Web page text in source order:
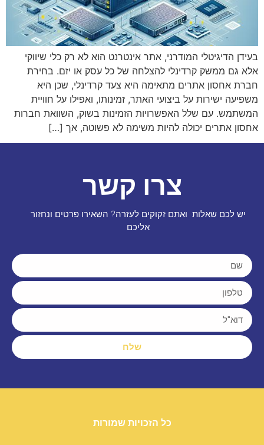
בעידן הדיגיטלי המודרני, אתר אינטרנט הוא לא רק כלי שיווקי
אלא גם ממשק קרדינלי להצלחה של כל עסק או יזם. בחירת
חברת אחסון אתרים מתאימה היא צעד קרדינלי, שכן היא
משפיעה ישירות על ביצועי האתר, זמינותו, ואפילו על חוויית
המשתמש. עם שלל האפשרויות הזמינות בשוק, השוואת חברות
אחסון אתרים יכולה להיות משימה לא פשוטה, אך […]
צרו קשר
יש לכם שאלות ואתם זקוקים לעזרה? השאירו פרטים ונחזור
אליכם
שלח
כל הזכויות שמורות